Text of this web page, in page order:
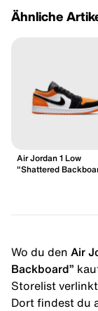
Ähnliche
Air Jordan 1 Low
"Shattered
Wo du den Air
Backboard”
Storelist verlinkt.
Dort findest du